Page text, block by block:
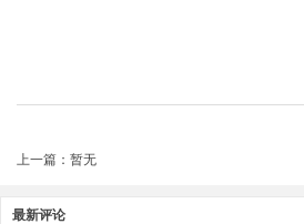
上一篇：暂无
最新评论